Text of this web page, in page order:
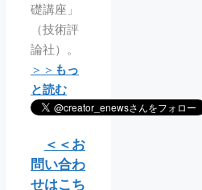
礎講座」
（技術評
論社）。
＞＞ もっ
と読む
＜＜お
問い合わ
せはこち